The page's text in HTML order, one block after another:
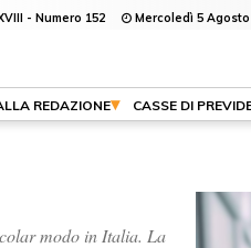
- Numero 152 Mercoledì 5 Agosto
REDAZIONE CASSE DI
modo in Italia. La